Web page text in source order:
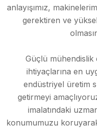
anlayışımız,
gerektiren ve
Güçlü mühendislik
ihtiyaçlarına en
endüstriyel üretim
getirmeyi
imalatındaki
konumumuzu